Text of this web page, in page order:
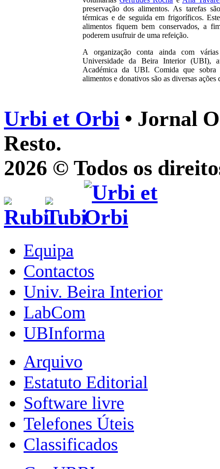
preservação dos alimentos. As tarefas
térmicas e de seguida em frigoríficos.
alimentos fiquem bem conservados, a
poderem usufruir de uma refeição.
A organização conta ainda com
Universidade da Beira Interior (UBI),
Académica da UBI. Comida que sobra
alimentos e donativos são as diversas
Urbi et Orbi • Jornal
Resto.
2026 © Todos os
Equipa
Contactos
Univ. Beira Interior
LabCom
UBInforma
Arquivo
Estatuto Editorial
Software livre
Telefones Úteis
Classificados